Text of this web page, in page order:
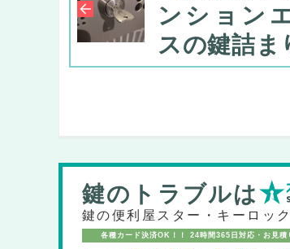
ンション
スの鍵詰ま
鍵のトラブルは
鍵の便利屋スター・キーロッ
各種カード決済OK！！ 24時間365日対応・お見積